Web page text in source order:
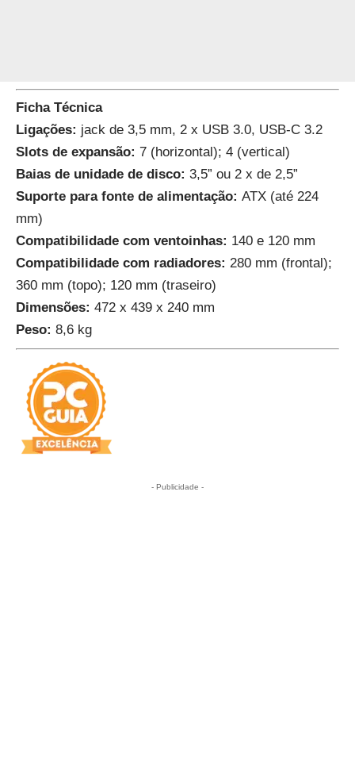
Ficha Técnica
Ligações: jack de 3,5 mm, 2 x USB 3.0, USB-C 3.2
Slots de expansão: 7 (horizontal); 4 (vertical)
Baias de unidade de disco: 3,5” ou 2 x de 2,5”
Suporte para fonte de alimentação: ATX (até 224
mm)
Compatibilidade com ventoinhas: 140 e 120 mm
Compatibilidade com radiadores: 280 mm (frontal);
360 mm (topo); 120 mm (traseiro)
Dimensões: 472 x 439 x 240 mm
Peso: 8,6 kg
- Publicidade -